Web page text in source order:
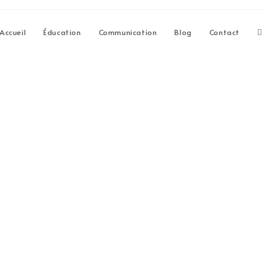
Accueil Éducation Communication Blog Contact